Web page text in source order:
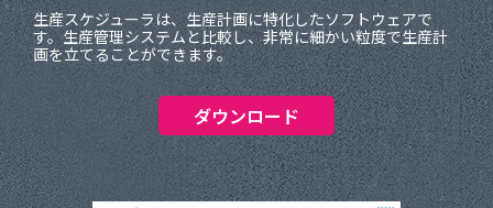
生産スケジューラは、生産計画に特化したソフトウェアで
す。生産管理システムと比較し、非常に細かい粒度で生産計
画を立てることができます。
ダウンロード